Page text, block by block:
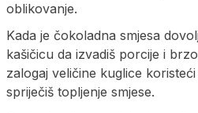
oblikovanje.
Kada je čokoladna smjesa
kašičicu da izvadiš porcije i
zalogaj veličine kuglice
spriječiš topljenje smjese.